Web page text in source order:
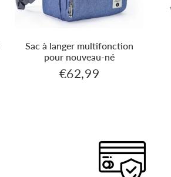
Sac à langer multifonction
pour nouveau-né
Prix
€62,99